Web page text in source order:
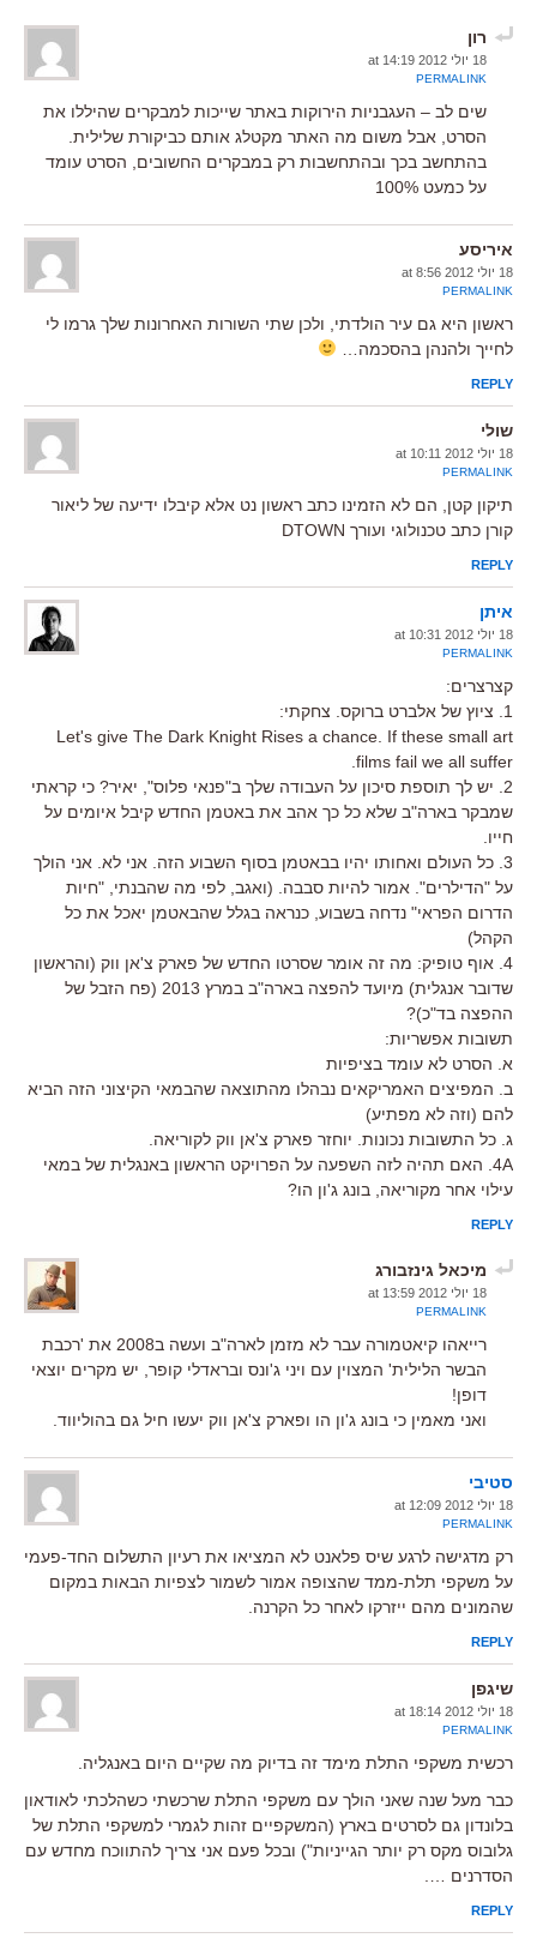
רון
18 יולי 2012 at 14:19
PERMALINK
שים לב – העגבניות הירוקות באתר שייכות למבקרים שהיללו את
הסרט, אבל משום מה האתר מקטלג אותם כביקורת שלילית.
בהתחשב בכך ובהתחשבות רק במבקרים החשובים, הסרט עומד
על כמעט 100%
איריסע
18 יולי 2012 at 8:56
PERMALINK
ראשון היא גם עיר הולדתי, ולכן שתי השורות האחרונות שלך גרמו לי
לחייך ולהנהן בהסכמה…
REPLY
שולי
18 יולי 2012 at 10:11
PERMALINK
תיקון קטן, הם לא הזמינו כתב ראשון נט אלא קיבלו ידיעה של ליאור
קורן כתב טכנולוגי ועורך DTOWN
REPLY
איתן
18 יולי 2012 at 10:31
PERMALINK
קצרצרים:
1. ציוץ של אלברט ברוקס. צחקתי:
Let's give The Dark Knight Rises a chance. If these small art
films fail we all suffer.
2. יש לך תוספת סיכון על העבודה שלך ב"פנאי פלוס", יאיר? כי קראתי
שמבקר בארה"ב שלא כל כך אהב את באטמן החדש קיבל איומים על
חייו.
3. כל העולם ואחותו יהיו בבאטמן בסוף השבוע הזה. אני לא. אני הולך
על "הדילרים". אמור להיות סבבה. (ואגב, לפי מה שהבנתי, "חיות
הדרום הפראי" נדחה בשבוע, כנראה בגלל שהבאטמן יאכל את כל
הקהל)
4. אוף טופיק: מה זה אומר שסרטו החדש של פארק צ'אן ווק (והראשון
שדובר אנגלית) מיועד להפצה בארה"ב במרץ 2013 (פח הזבל של
ההפצה בד"כ)?
תשובות אפשריות:
א. הסרט לא עומד בציפיות
ב. המפיצים האמריקאים נבהלו מהתוצאה שהבמאי הקיצוני הזה הביא
להם (וזה לא מפתיע)
ג. כל התשובות נכונות. יוחזר פארק צ'אן ווק לקוריאה.
4A. האם תהיה לזה השפעה על הפרויקט הראשון באנגלית של במאי
עילוי אחר מקוריאה, בונג ג'ון הו?
REPLY
מיכאל גינזבורג
18 יולי 2012 at 13:59
PERMALINK
רייאהו קיאטמורה עבר לא מזמן לארה"ב ועשה ב2008 את 'רכבת
הבשר הלילית' המצוין עם ויני ג'ונס ובראדלי קופר, יש מקרים יוצאי
דופן!
ואני מאמין כי בונג ג'ון הו ופארק צ'אן ווק יעשו חיל גם בהוליווד.
סטיבי
18 יולי 2012 at 12:09
PERMALINK
רק מדגישה לרגע שיס פלאנט לא המציאו את רעיון התשלום החד-פעמי
על משקפי תלת-ממד שהצופה אמור לשמור לצפיות הבאות במקום
שהמונים מהם ייזרקו לאחר כל הקרנה.
REPLY
שיגפן
18 יולי 2012 at 18:14
PERMALINK
רכשית משקפי התלת מימד זה בדיוק מה שקיים היום באנגליה.
כבר מעל שנה שאני הולך עם משקפי התלת שרכשתי כשהלכתי לאודאון
בלונדון גם לסרטים בארץ (המשקפיים זהות לגמרי למשקפי התלת של
גלובוס מקס רק יותר הגייניות") ובכל פעם אני צריך להתווכח מחדש עם
הסדרנים ….
REPLY